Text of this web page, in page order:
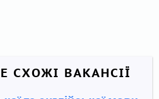
СХОЖІ ВАКАНСІЇ